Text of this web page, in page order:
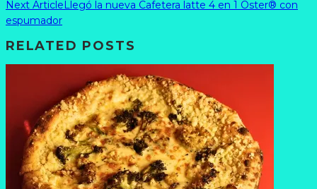
Next Article Llegó la nueva Cafetera latte 4 en 1 Oster® con
espumador
RELATED POSTS